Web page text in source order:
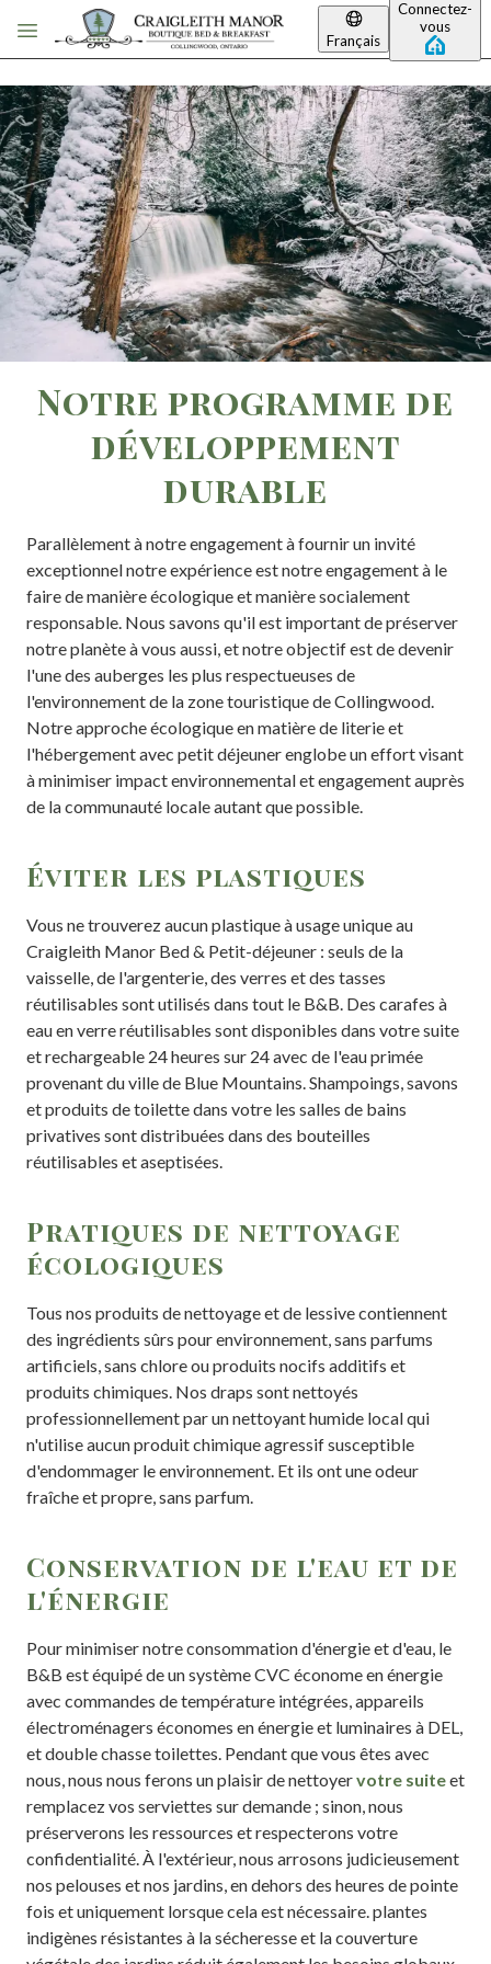
Passer au contenu principal
Français
Connectez-
vous
Notre programme de
développement
durable
Parallèlement à notre engagement à fournir un invité
exceptionnel notre expérience est notre engagement à le
faire de manière écologique et manière socialement
responsable. Nous savons qu'il est important de préserver
notre planète à vous aussi, et notre objectif est de devenir
l'une des auberges les plus respectueuses de
l'environnement de la zone touristique de Collingwood.
Notre approche écologique en matière de literie et
l'hébergement avec petit déjeuner englobe un effort visant
à minimiser impact environnemental et engagement auprès
de la communauté locale autant que possible.
Éviter les plastiques
Vous ne trouverez aucun plastique à usage unique au
Craigleith Manor Bed & Petit-déjeuner : seuls de la
vaisselle, de l'argenterie, des verres et des tasses
réutilisables sont utilisés dans tout le B&B. Des carafes à
eau en verre réutilisables sont disponibles dans votre suite
et rechargeable 24 heures sur 24 avec de l'eau primée
provenant du ville de Blue Mountains. Shampoings, savons
et produits de toilette dans votre les salles de bains
privatives sont distribuées dans des bouteilles
réutilisables et aseptisées.
Pratiques de nettoyage
écologiques
Tous nos produits de nettoyage et de lessive contiennent
des ingrédients sûrs pour environnement, sans parfums
artificiels, sans chlore ou produits nocifs additifs et
produits chimiques. Nos draps sont nettoyés
professionnellement par un nettoyant humide local qui
n'utilise aucun produit chimique agressif susceptible
d'endommager le environnement. Et ils ont une odeur
fraîche et propre, sans parfum.
Conservation de l'eau et de
l'énergie
Pour minimiser notre consommation d'énergie et d'eau, le
B&B est équipé de un système CVC économe en énergie
avec commandes de température intégrées, appareils
électroménagers économes en énergie et luminaires à DEL,
et double chasse toilettes. Pendant que vous êtes avec
nous, nous nous ferons un plaisir de nettoyervotre suiteet
remplacez vos serviettes sur demande ; sinon, nous
préserverons les ressources et respecterons votre
confidentialité. À l'extérieur, nous arrosons judicieusement
nos pelouses et nos jardins, en dehors des heures de pointe
fois et uniquement lorsque cela est nécessaire. plantes
indigènes résistantes à la sécheresse et la couverture